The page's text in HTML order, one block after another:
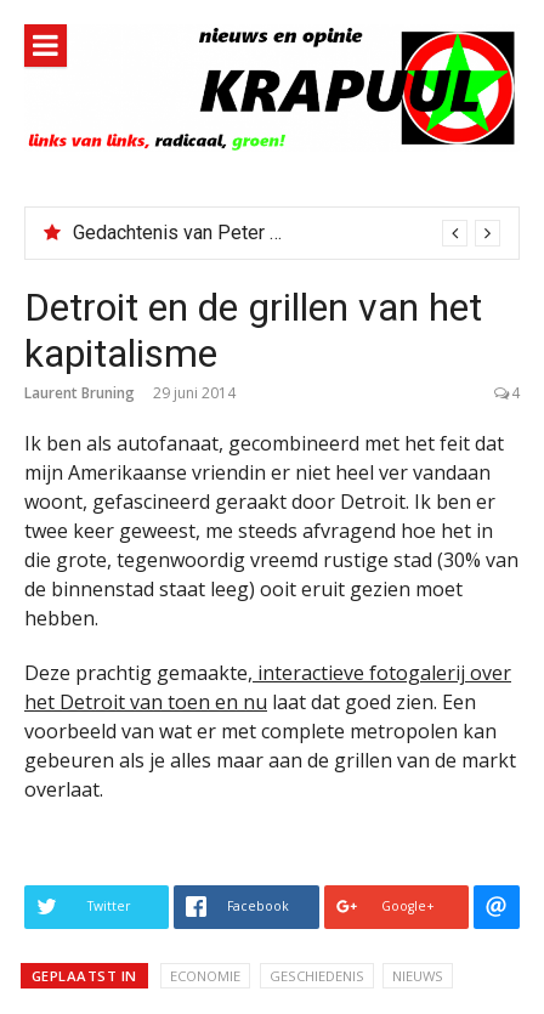
inhoud
Gedachtenis van Peter Faber
Detroit en de grillen van het
kapitalisme
Laurent Bruning 29 juni 2014 4
Ik ben als autofanaat, gecombineerd met het feit dat
mijn Amerikaanse vriendin er niet heel ver vandaan
woont, gefascineerd geraakt door Detroit. Ik ben er
twee keer geweest, me steeds afvragend hoe het in
die grote, tegenwoordig vreemd rustige stad (30% van
de binnenstad staat leeg) ooit eruit gezien moet
hebben.
Deze prachtig gemaakte, interactieve fotogalerij over
het Detroit van toen en nu laat dat goed zien. Een
voorbeeld van wat er met complete metropolen kan
gebeuren als je alles maar aan de grillen van de markt
overlaat.
Twitter Facebook Google+
GEPLAATST IN ECONOMIE GESCHIEDENIS NIEUWS